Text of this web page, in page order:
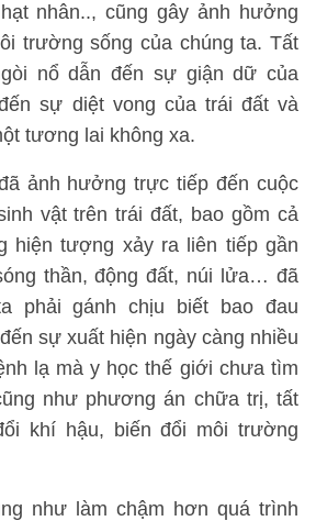
nhân.., cũng gây ảnh hưởng
trường sống của chúng ta. Tất
nổ dẫn đến sự giận dữ của
sự diệt vong của trái đất và
tương lai không xa.
ảnh hưởng trực tiếp đến cuộc
vật trên trái đất, bao gồm cả
hiện tượng xảy ra liên tiếp gần
thần, động đất, núi lửa… đã
phải gánh chịu biết bao đau
sự xuất hiện ngày càng nhiều
lạ mà y học thế giới chưa tìm
như phương án chữa trị, tất
khí hậu, biến đổi môi trường
như làm chậm hơn quá trình